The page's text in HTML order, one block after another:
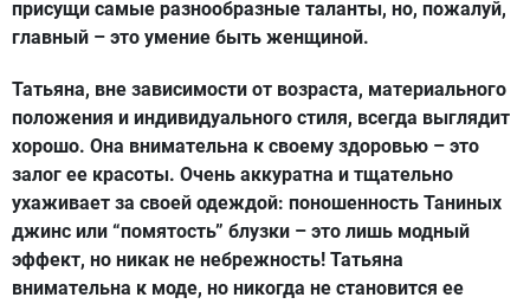
присущи самые разнообразные таланты, но, пожалуй,
главный – это умение быть женщиной.
Татьяна, вне зависимости от возраста, материального
положения и индивидуального стиля, всегда выглядит
хорошо. Она внимательна к своему здоровью – это
залог ее красоты. Очень аккуратна и тщательно
ухаживает за своей одеждой: поношенность Таниных
джинс или “помятость” блузки – это лишь модный
эффект, но никак не небрежность! Татьяна
внимательна к моде, но никогда не становится ее